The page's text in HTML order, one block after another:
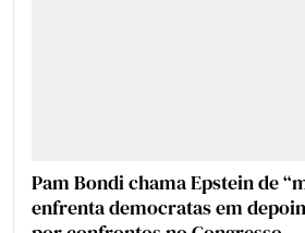
Pam Bondi chama Epstein de
enfrenta democratas em